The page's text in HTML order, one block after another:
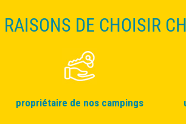
DE CHOISIR
propriétaire de nos campings